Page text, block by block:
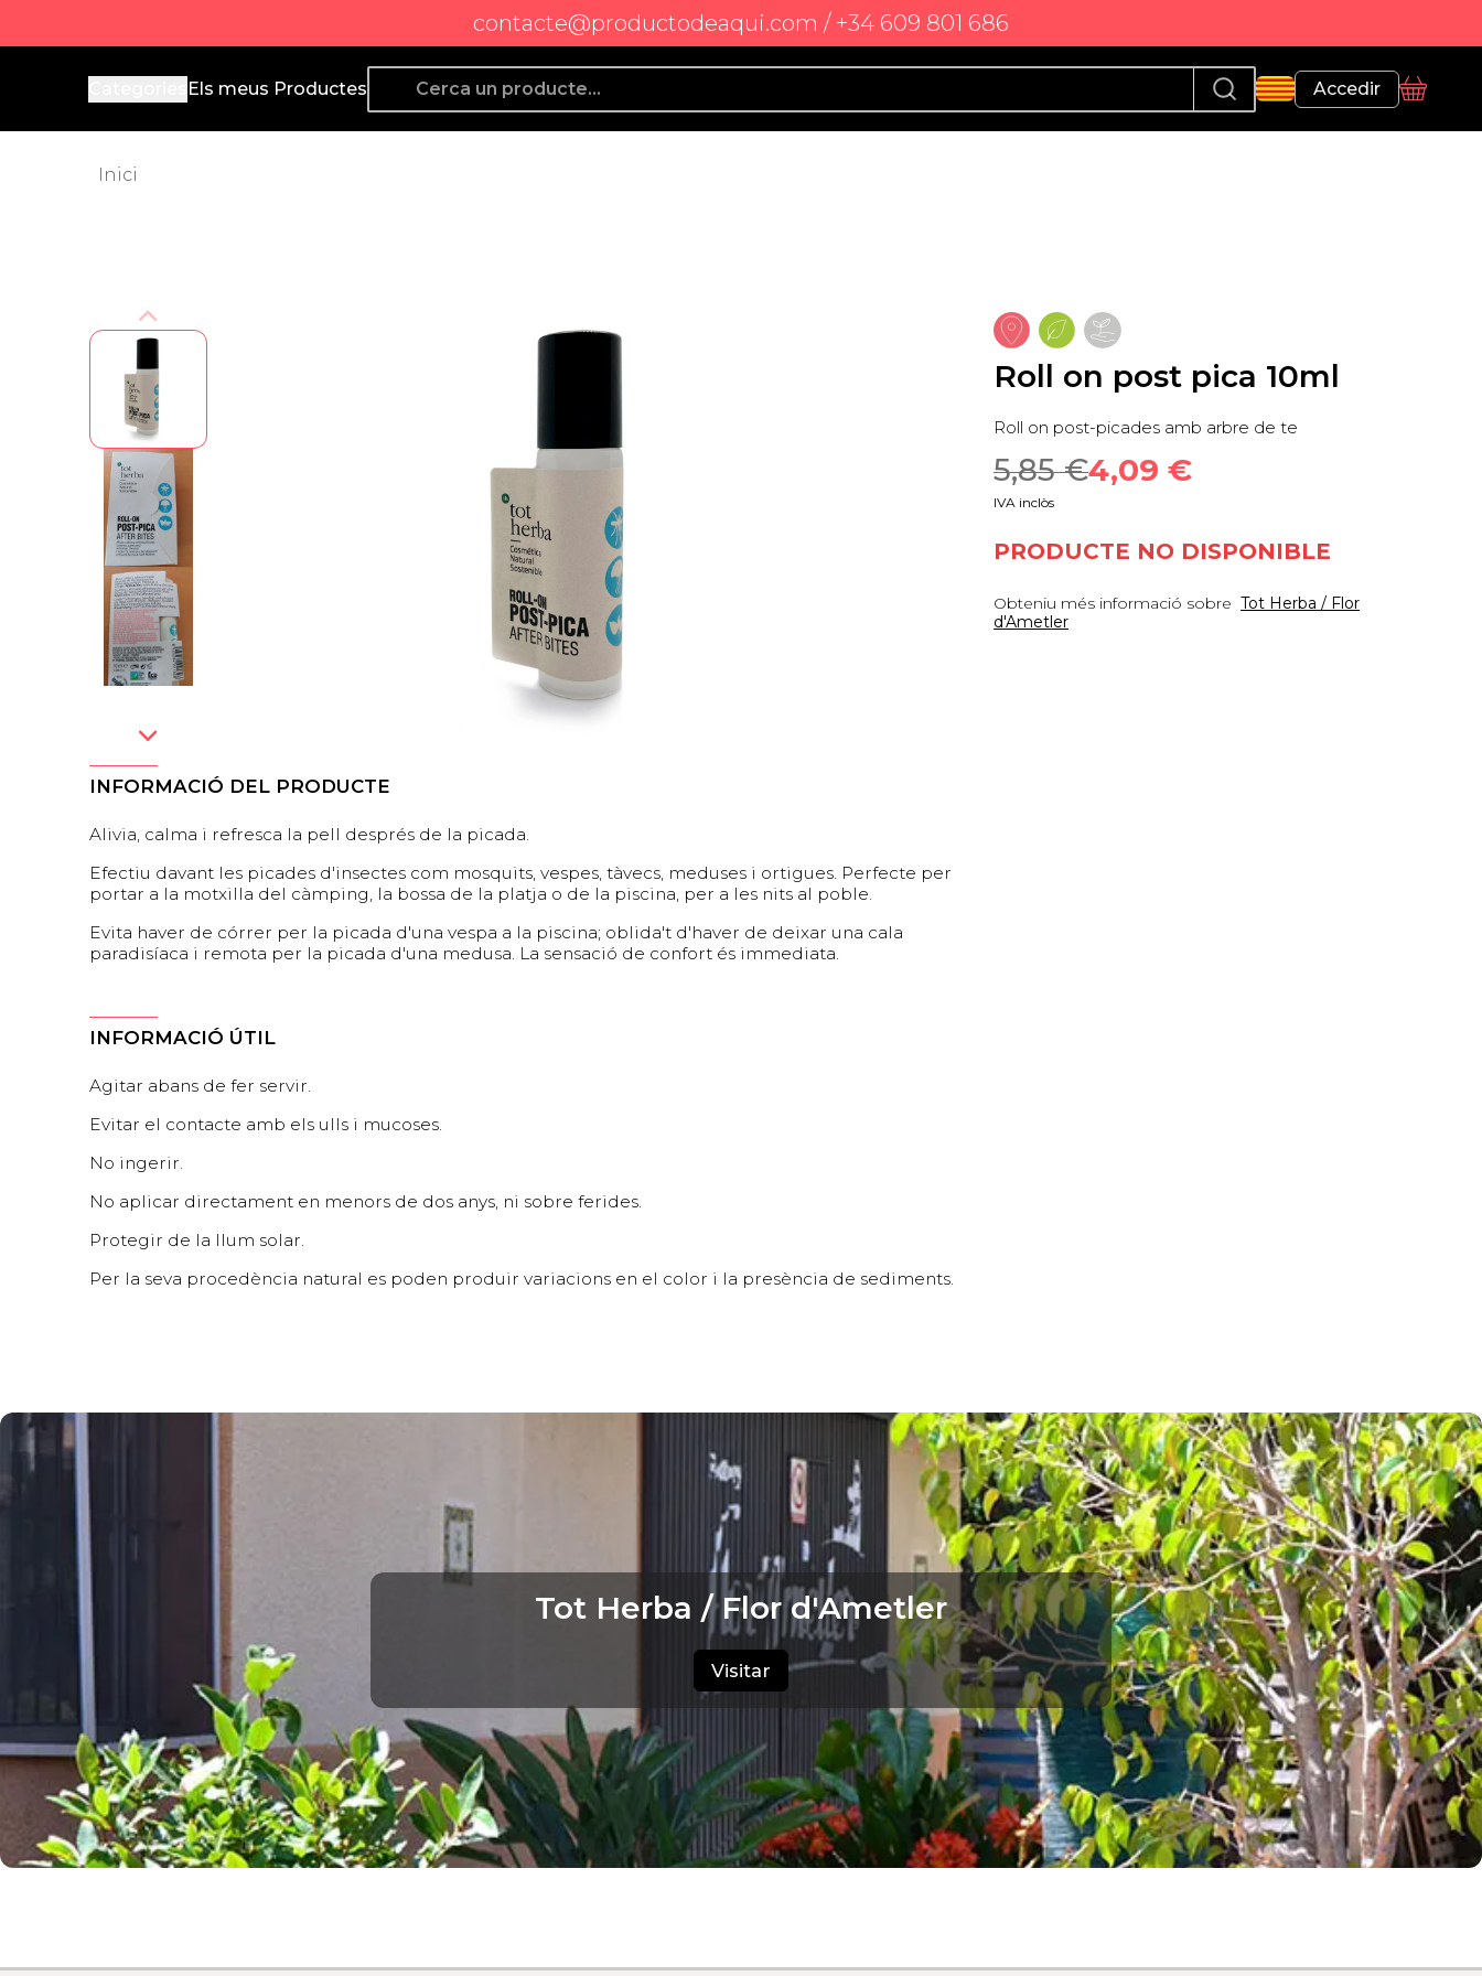
contacte@productodeaqui.com / +34 609 801 686
Producto de Aquí
Els meus Productes Accedir
Perfil
Cistella
Inici
Roll on post pica 10ml
Roll on post-picades amb arbre de te
5,85 €4,09 €
IVA inclòs
PRODUCTE NO DISPONIBLE
Obteniu més informació sobre Tot Herba / Flor
d'Ametler
INFORMACIÓ DEL PRODUCTE
Alivia, calma i refresca la pell després de la picada.
Efectiu davant les picades d'insectes com mosquits, vespes, tàvecs, meduses i ortigues. Perfecte per
portar a la motxilla del càmping, la bossa de la platja o de la piscina, per a les nits al poble.
Evita haver de córrer per la picada d'una vespa a la piscina; oblida't d'haver de deixar una cala
paradisíaca i remota per la picada d'una medusa. La sensació de confort és immediata.
INFORMACIÓ ÚTIL
Agitar abans de fer servir.
Evitar el contacte amb els ulls i mucoses.
No ingerir.
No aplicar directament en menors de dos anys, ni sobre ferides.
Protegir de la llum solar.
Per la seva procedència natural es poden produir variacions en el color i la presència de sediments.
Tot Herba / Flor d'Ametler
Visitar